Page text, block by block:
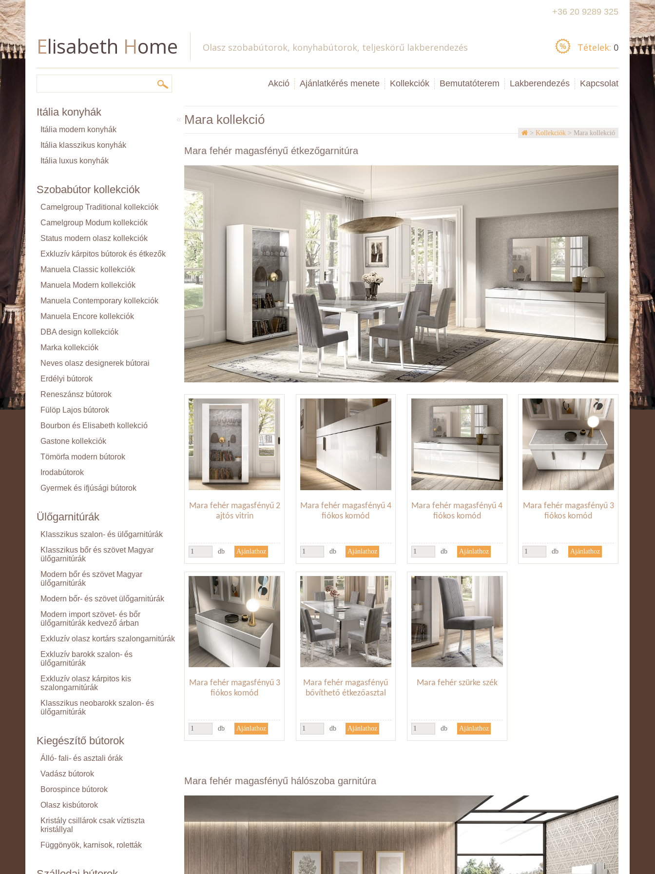
+36 20 9289 325
Elisabeth Home Olasz szobabútorok, konyhabútorok, teljeskörű lakberendezés Tételek: 0
Akció Ajánlatkérés menete Kollekciók Bemutatóterem Lakberendezés Kapcsolat
Itália konyhák
Itália modern konyhák
Itália klasszikus konyhák
Itália luxus konyhák
Szobabútor kollekciók
Camelgroup Traditional kollekciók
Camelgroup Modum kollekciók
Status modern olasz kollekciók
Exkluzív kárpitos bútorok és étkezők
Manuela Classic kollekciók
Manuela Modern kollekciók
Manuela Contemporary kollekciók
Manuela Encore kollekciók
DBA design kollekciók
Marka kollekciók
Neves olasz designerek bútorai
Erdélyi bútorok
Reneszánsz bútorok
Fülöp Lajos bútorok
Bourbon és Elisabeth kollekció
Gastone kollekciók
Tömörfa modern bútorok
Irodabútorok
Gyermek és ifjúsági bútorok
Ülőgarnitúrák
Klasszikus szalon- és ülőgarnitúrák
Klasszikus bőr és szövet Magyar
ülőgarnitúrák
Modern bőr és szövet Magyar
ülőgarnitúrák
Modern bőr- és szövet ülőgarnitúrák
Modern import szövet- és bőr
ülőgarnitúrák kedvező árban
Exkluzív olasz kortárs szalongarnitúrák
Exkluzív barokk szalon- és
ülőgarnitúrák
Exkluzív olasz kárpitos kis
szalongarnitúrák
Klasszikus neobarokk szalon- és
ülőgarnitúrák
Kiegészítő bútorok
Álló- fali- és asztali órák
Vadász bútorok
Borospince bútorok
Olasz kisbútorok
Kristály csillárok csak víztiszta
kristállyal
Függönyök, karnisok, roletták
Mara kollekció
«
> Kollekciók> Mara kollekció
Mara fehér magasfényű étkezőgarnitúra
Mara fehér magasfényű 2
ajtós vitrin
db
Mara fehér magasfényű 4
fiókos komód
db
Mara fehér magasfényű 4
fiókos komód
db
Mara fehér magasfényű 3
fiókos komód
db
Mara fehér magasfényű 3
fiókos komód
db
Mara fehér magasfényű
bővíthető étkezőasztal
db
Mara fehér szürke szék
db
Mara fehér magasfényű hálószoba garnitúra